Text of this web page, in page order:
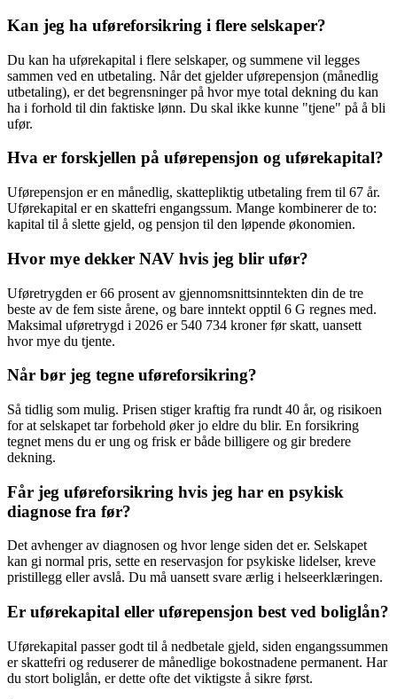
Kan jeg ha uføreforsikring i flere selskaper?
Du kan ha uførekapital i flere selskaper, og summene vil legges
sammen ved en utbetaling. Når det gjelder uførepensjon (månedlig
utbetaling), er det begrensninger på hvor mye total dekning du kan
ha i forhold til din faktiske lønn. Du skal ikke kunne "tjene" på å bli
ufør.
Hva er forskjellen på uførepensjon og uførekapital?
Uførepensjon er en månedlig, skattepliktig utbetaling frem til 67 år.
Uførekapital er en skattefri engangssum. Mange kombinerer de to:
kapital til å slette gjeld, og pensjon til den løpende økonomien.
Hvor mye dekker NAV hvis jeg blir ufør?
Uføretrygden er 66 prosent av gjennomsnittsinntekten din de tre
beste av de fem siste årene, og bare inntekt opptil 6 G regnes med.
Maksimal uføretrygd i 2026 er 540 734 kroner før skatt, uansett
hvor mye du tjente.
Når bør jeg tegne uføreforsikring?
Så tidlig som mulig. Prisen stiger kraftig fra rundt 40 år, og risikoen
for at selskapet tar forbehold øker jo eldre du blir. En forsikring
tegnet mens du er ung og frisk er både billigere og gir bredere
dekning.
Får jeg uføreforsikring hvis jeg har en psykisk
diagnose fra før?
Det avhenger av diagnosen og hvor lenge siden det er. Selskapet
kan gi normal pris, sette en reservasjon for psykiske lidelser, kreve
pristillegg eller avslå. Du må uansett svare ærlig i helseerklæringen.
Er uførekapital eller uførepensjon best ved boliglån?
Uførekapital passer godt til å nedbetale gjeld, siden engangssummen
er skattefri og reduserer de månedlige bokostnadene permanent. Har
du stort boliglån, er dette ofte det viktigste å sikre først.